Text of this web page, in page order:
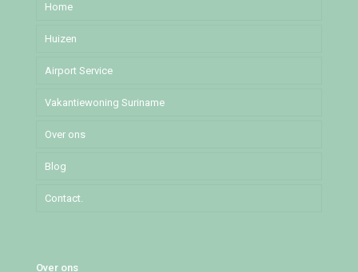
Home
Huizen
Djedoestraat
Mochalaan
Pommeroosstraat
Puleowinastraat
Tillystraat
Airport Service
Vakantiewoning Suriname
Over ons
Blog
Contact.
Over ons